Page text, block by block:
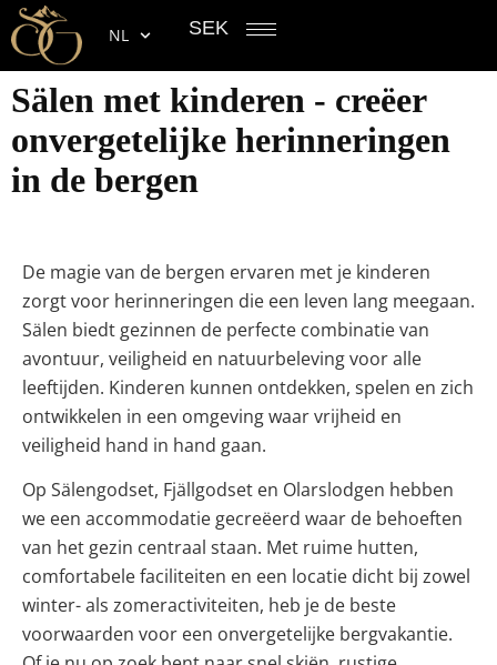
NL SEK
Sälen met kinderen - creëer
onvergetelijke herinneringen
in de bergen
De magie van de bergen ervaren met je kinderen
zorgt voor herinneringen die een leven lang meegaan.
Sälen biedt gezinnen de perfecte combinatie van
avontuur, veiligheid en natuurbeleving voor alle
leeftijden. Kinderen kunnen ontdekken, spelen en zich
ontwikkelen in een omgeving waar vrijheid en
veiligheid hand in hand gaan.
Op Sälengodset, Fjällgodset en Olarslodgen hebben
we een accommodatie gecreëerd waar de behoeften
van het gezin centraal staan. Met ruime hutten,
comfortabele faciliteiten en een locatie dicht bij zowel
winter- als zomeractiviteiten, heb je de beste
voorwaarden voor een onvergetelijke bergvakantie.